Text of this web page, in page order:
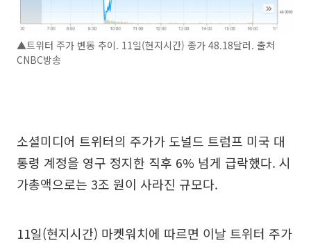
▲트위터 주가 변동 추이. 11일(현지시간) 종가 48.18달러. 출처
CNBC방송
소셜미디어 트위터의 주가가 도널드 트럼프 미국 대
통령 계정을 영구 정지한 직후 6% 넘게 급락했다. 시
가총액으로는 3조 원이 사라진 규모다.
11일(현지시간) 마켓워치에 따르면 이날 트위터 주가